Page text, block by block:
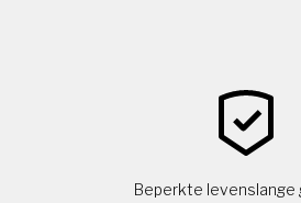
Beperkte levenslange